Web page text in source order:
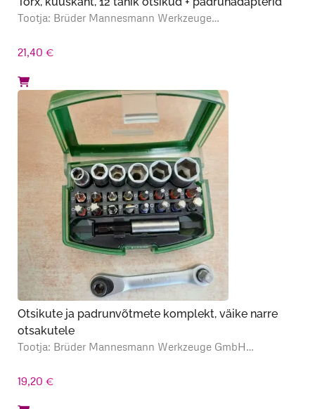
Tootja: Brüder Mannesmann Werkzeuge…
21,40 €
Otsikute ja padrunvõtmete komplekt, väike narre
otsakutele
Tootja: Brüder Mannesmann Werkzeuge GmbH…
19,20 €